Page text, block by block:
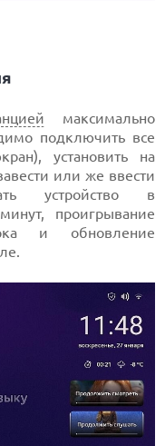
максимально
подключить все
установить на
или же ввести
устройство в
проигрывание
и обновление